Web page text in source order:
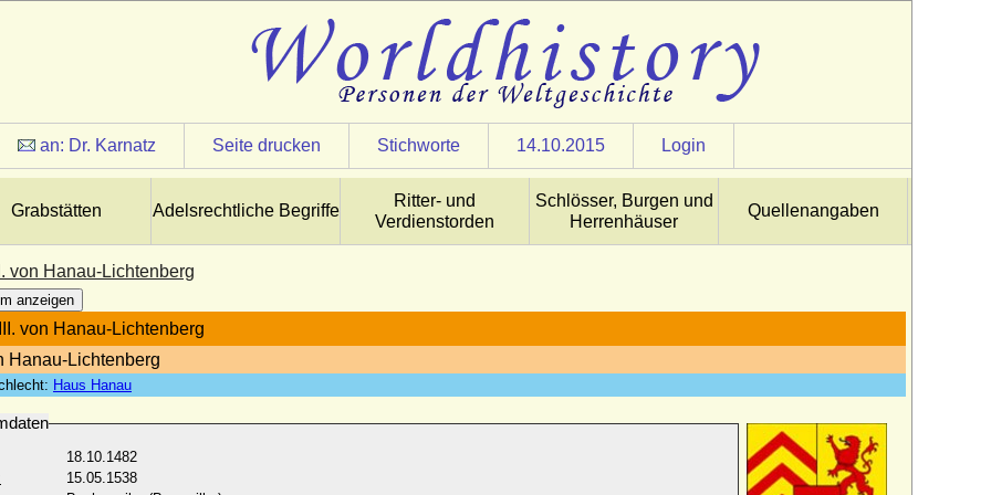
an: Dr. Karnatz Seite drucken Stichworte 14.10.2015 Login
Grabstätten Adelsrechtliche Begriffe
Ritter- und
Verdienstorden
Schlösser, Burgen und
Herrenhäuser
Quellenangaben
von Hanau-Lichtenberg
anzeigen
von Hanau-Lichtenberg
Hanau-Lichtenberg
Haus Hanau
18.10.1482
15.05.1538